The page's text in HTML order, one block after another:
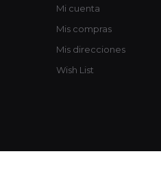
Mi cuenta
Mis compras
Mis direcciones
Wish List